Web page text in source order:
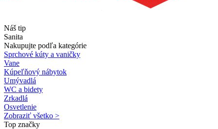
Náš tip
Sanita
Nakupujte podľa kategórie
Sprchové kúty a vaničky
Vane
Kúpeľňový nábytok
Umývadlá
WC a bidety
Zrkadlá
Osvetlenie
Zobraziť všetko >
Top značky